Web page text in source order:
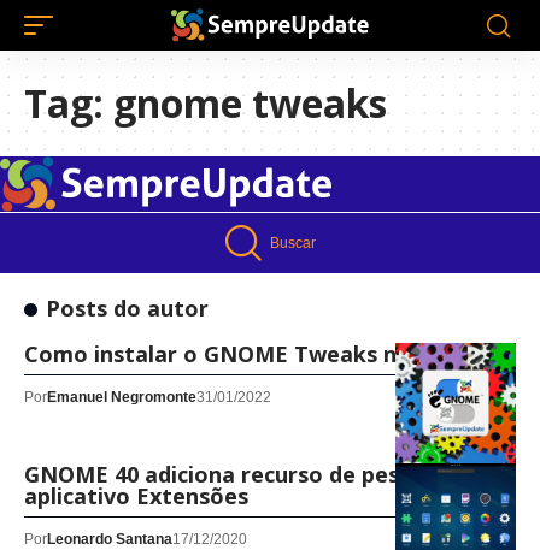
Tag: gnome tweaks
Buscar
Posts do autor
Como instalar o GNOME Tweaks no Ubuntu
PorEmanuel Negromonte31/01/2022
GNOME 40 adiciona recurso de pesquisa em
aplicativo Extensões
PorLeonardo Santana17/12/2020